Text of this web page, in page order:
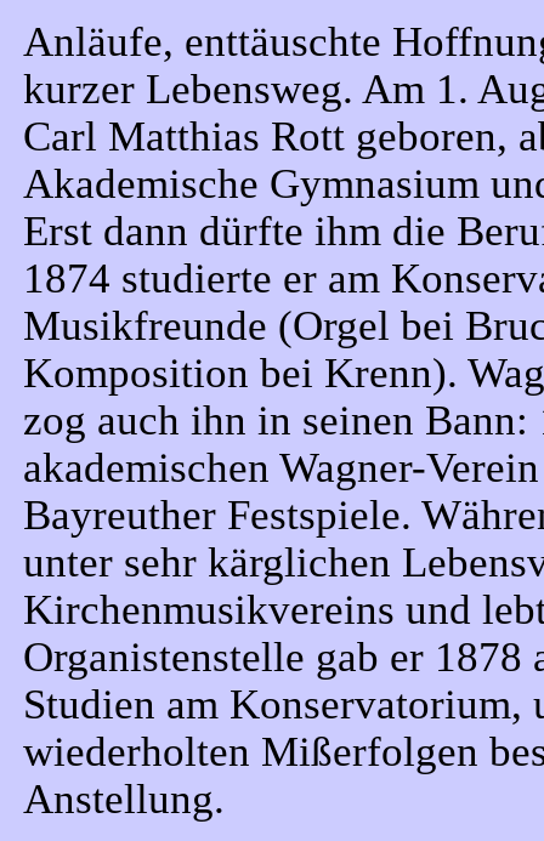
Anläufe, enttäuschte
kurzer Lebensweg. Am 1.
Carl Matthias Rott geboren,
Akademische Gymnasium
Erst dann dürfte ihm die
1874 studierte er am
Musikfreunde (Orgel bei
Komposition bei Krenn).
zog auch ihn in seinen
akademischen Wagner-
Bayreuther Festspiele.
unter sehr kärglichen
Kirchenmusikvereins und
Organistenstelle gab er 1878
Studien am Konservatorium,
wiederholten Mißerfolgen
Anstellung.